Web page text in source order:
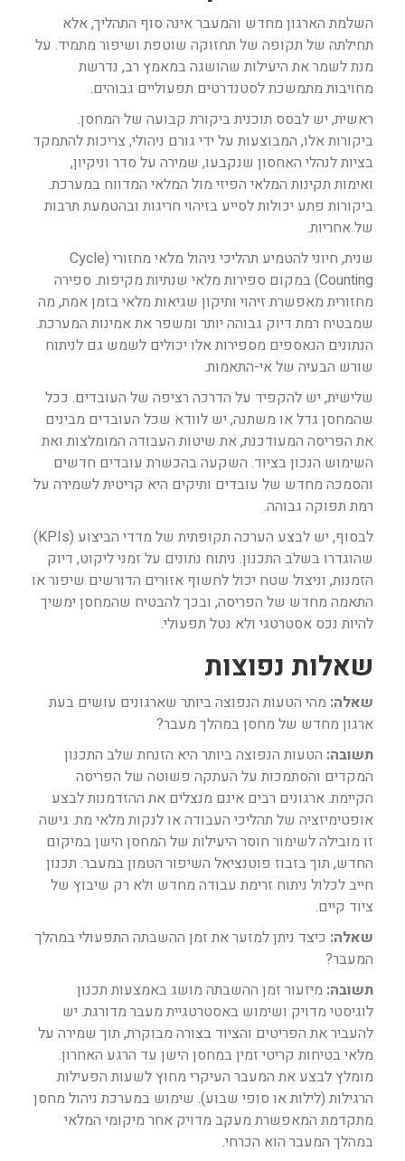
השלמת הארגון מחדש והמעבר אינה סוף התהליך, אלא
תחילתה של תקופה של תחזוקה שוטפת ושיפור מתמיד. על
מנת לשמר את היעילות שהושגה במאמץ רב, נדרשת
מחויבות מתמשכת לסטנדרטים תפעוליים גבוהים.
ראשית, יש לבסס תוכנית ביקורת קבועה של המחסן.
ביקורות אלו, המבוצעות על ידי גורם ניהולי, צריכות להתמקד
בציות לנהלי האחסון שנקבעו, שמירה על סדר וניקיון,
ואימות תקינות המלאי הפיזי מול המלאי המדווח במערכת.
ביקורות פתע יכולות לסייע בזיהוי חריגות ובהטמעת תרבות
של אחריות.
שנית, חיוני להטמיע תהליכי ניהול מלאי מחזורי (Cycle
Counting) במקום ספירות מלאי שנתיות מקיפות. ספירה
מחזורית מאפשרת זיהוי ותיקון שגיאות מלאי בזמן אמת, מה
שמבטיח רמת דיוק גבוהה יותר ומשפר את אמינות המערכת.
הנתונים הנאספים מספירות אלו יכולים לשמש גם לניתוח
שורש הבעיה של אי-התאמות.
שלישית, יש להקפיד על הדרכה רציפה של העובדים. ככל
שהמחסן גדל או משתנה, יש לוודא שכל העובדים מבינים
את הפריסה המעודכנת, את שיטות העבודה המומלצות ואת
השימוש הנכון בציוד. השקעה בהכשרת עובדים חדשים
והסמכה מחדש של עובדים ותיקים היא קריטית לשמירה על
רמת תפוקה גבוהה.
לבסוף, יש לבצע הערכה תקופתית של מדדי הביצוע (KPIs)
שהוגדרו בשלב התכנון. ניתוח נתונים על זמני ליקוט, דיוק
הזמנות, וניצול שטח יכול לחשוף אזורים הדורשים שיפור או
התאמה מחדש של הפריסה, ובכך להבטיח שהמחסן ימשיך
להיות נכס אסטרטגי ולא נטל תפעולי.
שאלות נפוצות
שאלה: מהי הטעות הנפוצה ביותר שארגונים עושים בעת
ארגון מחדש של מחסן במהלך מעבר?
תשובה: הטעות הנפוצה ביותר היא הזנחת שלב התכנון
המקדים והסתמכות על העתקה פשוטה של הפריסה
הקיימת. ארגונים רבים אינם מנצלים את ההזדמנות לבצע
אופטימיזציה של תהליכי העבודה או לנקות מלאי מת. גישה
זו מובילה לשימור חוסר היעילות של המחסן הישן במיקום
החדש, תוך בזבוז פוטנציאל השיפור הטמון במעבר. תכנון
חייב לכלול ניתוח זרימת עבודה מחדש ולא רק שיבוץ של
ציוד קיים.
שאלה: כיצד ניתן למזער את זמן ההשבתה התפעולי במהלך
המעבר?
תשובה: מיזעור זמן ההשבתה מושג באמצעות תכנון
לוגיסטי מדויק ושימוש באסטרטגיית מעבר מדורגת. יש
להעביר את הפריטים והציוד בצורה מבוקרת, תוך שמירה על
מלאי בטיחות קריטי זמין במחסן הישן עד הרגע האחרון.
מומלץ לבצע את המעבר העיקרי מחוץ לשעות הפעילות
הרגילות (לילות או סופי שבוע). שימוש במערכת ניהול מחסן
מתקדמת המאפשרת מעקב מדויק אחר מיקומי המלאי
במהלך המעבר הוא הכרחי.